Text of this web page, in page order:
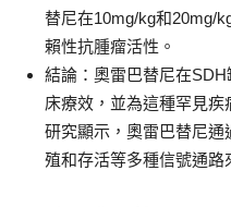
替尼在10mg/kg和20mg/
賴性抗腫瘤活性。
結論 ：奧雷巴替尼在
床療效，並為這種罕見
研究顯示，奧雷巴替尼
殖和存活等多種信號通路